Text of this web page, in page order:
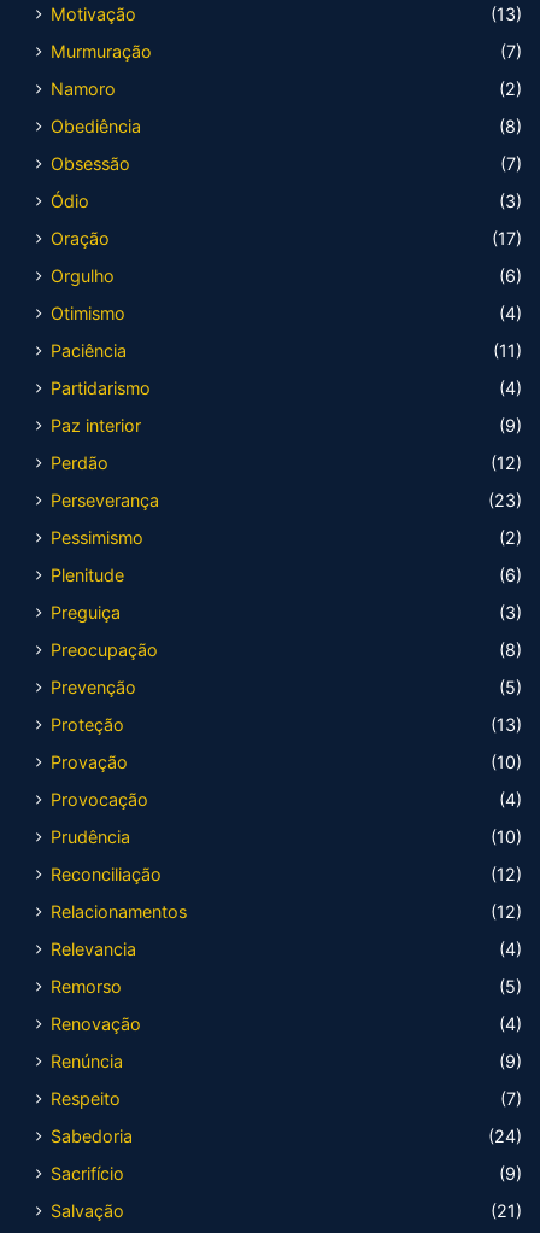
Motivação
(13)
Murmuração
(7)
Namoro
(2)
Obediência
(8)
Obsessão
(7)
Ódio
(3)
Oração
(17)
Orgulho
(6)
Otimismo
(4)
Paciência
(11)
Partidarismo
(4)
Paz interior
(9)
Perdão
(12)
Perseverança
(23)
Pessimismo
(2)
Plenitude
(6)
Preguiça
(3)
Preocupação
(8)
Prevenção
(5)
Proteção
(13)
Provação
(10)
Provocação
(4)
Prudência
(10)
Reconciliação
(12)
Relacionamentos
(12)
Relevancia
(4)
Remorso
(5)
Renovação
(4)
Renúncia
(9)
Respeito
(7)
Sabedoria
(24)
Sacrifício
(9)
Salvação
(21)